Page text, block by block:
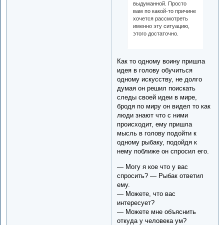
выдуманной. Просто
вам по какой-то причине
хочется рассмотреть
именно эту ситуацию,
этого достаточно.
Как то одному воину пришла
идея в голову обучиться
одному искусству, не долго
думая он решил поискать
следы своей идеи в мире,
бродя по миру он видел то как
люди знают что с ними
происходит, ему пришла
мысль в голову подойти к
одному рыбаку, подойдя к
нему поближе он спросил его.
— Могу я кое что у вас
спросить? — Рыбак ответил
ему.
— Можете, что вас
интересует?
— Можете мне объяснить
откуда у человека ум?